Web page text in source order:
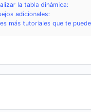
la tabla dinámica:
adicionales:
más tutoriales que te